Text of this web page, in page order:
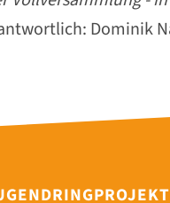
Dominik